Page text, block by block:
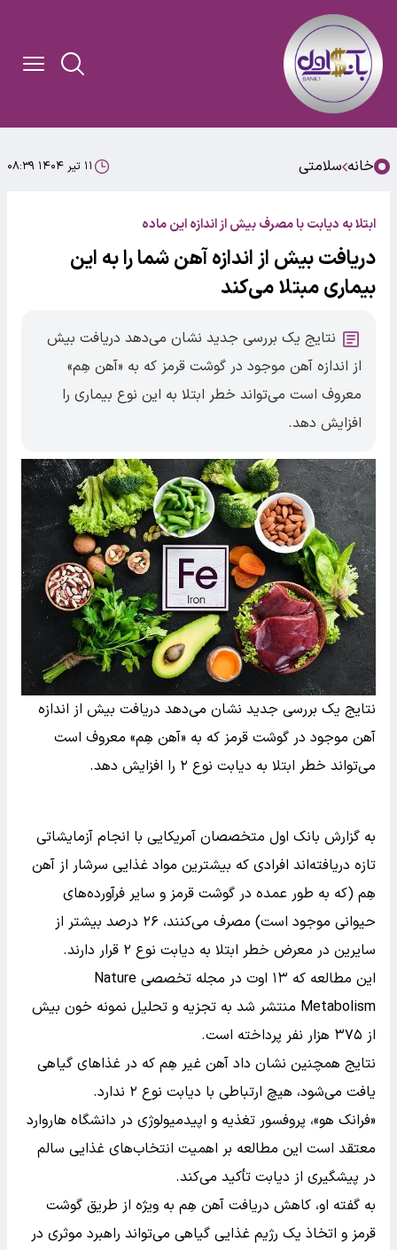
خانه سلامتی ۱۱ تیر ۱۴۰۴ ۰۸:۳۹
ابتلا به دیابت با مصرف بیش از اندازه این ماده
دریافت بیش از اندازه آهن شما را به این
بیماری مبتلا می‌کند
نتایج یک بررسی جدید نشان‌ می‌دهد دریافت بیش
از اندازه آهن موجود در گوشت قرمز که به «آهن هِم»
معروف است می‌تواند خطر ابتلا به این نوع بیماری را
افزایش دهد.
نتایج یک بررسی جدید نشان‌ می‌دهد دریافت بیش از اندازه
آهن موجود در گوشت قرمز که به «آهن هِم» معروف است
می‌تواند خطر ابتلا به دیابت نوع ۲ را افزایش دهد.
به گزارش بانک اول متخصصان آمریکایی با انجام آزمایشاتی
تازه دریافته‌اند افرادی که بیشترین مواد غذایی سرشار از آهن
هِم (که به طور عمده در گوشت قرمز و سایر فرآورده‌های
حیوانی موجود است) مصرف می‌کنند، ۲۶ درصد بیشتر از
سایرین در معرض خطر ابتلا به دیابت نوع ۲ قرار دارند.
این مطالعه‌ که ۱۳ اوت در مجله تخصصی Nature
Metabolism منتشر شد به تجزیه و تحلیل نمونه خون بیش
از ۳۷۵ هزار نفر پرداخته است.
نتایج همچنین نشان داد آهن غیر هِم که در غذاهای گیاهی
یافت می‌شود، هیچ ارتباطی با دیابت نوع ۲ ندارد.
«فرانک هو»، پروفسور تغذیه و اپیدمیولوژی در دانشگاه هاروارد
معتقد است این مطالعه بر اهمیت انتخاب‌های غذایی سالم
در پیشگیری از دیابت تأکید می‌کند.
به گفته او، کاهش دریافت آهن هِم به ویژه از طریق گوشت
قرمز و اتخاذ یک رژیم غذایی گیاهی می‌تواند راهبرد موثری در